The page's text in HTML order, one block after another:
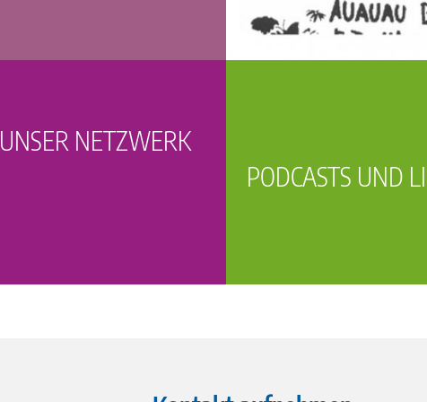
UNSER NETZWERK
PODCASTS UND